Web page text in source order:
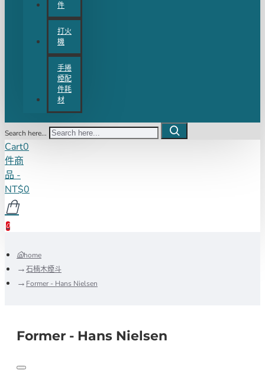
件
打火
機
手捲
煙配
件耗
材
Search here...
Cart0
件商
品 -
NT$0
0
home
石楠木煙斗
Former - Hans Nielsen
Former - Hans Nielsen